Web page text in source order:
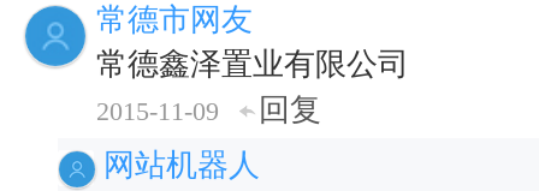
常德市网友
常德鑫泽置业有限公司
2015-11-09
回复
网站机器人